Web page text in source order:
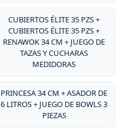
CUBIERTOS ÉLITE 35 PZS +
CUBIERTOS ÉLITE 35 PZS +
RENAWOK 34 CM + JUEGO DE
TAZAS Y CUCHARAS
MEDIDORAS
PRINCESA 34 CM + ASADOR DE
6 LITROS + JUEGO DE BOWLS 3
PIEZAS